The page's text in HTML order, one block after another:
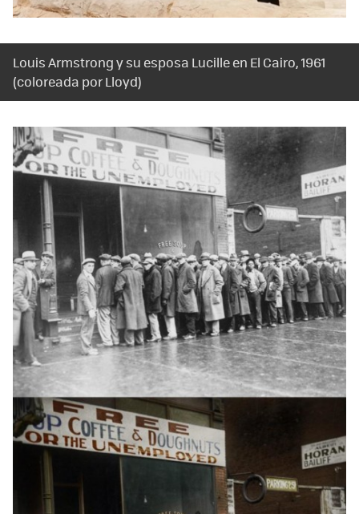
Louis Armstrong y su esposa Lucille en El Cairo, 1961
(coloreada por Lloyd)